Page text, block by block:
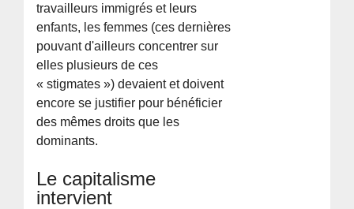
travailleurs immigrés et leurs
enfants, les femmes (ces dernières
pouvant d'ailleurs concentrer sur
elles plusieurs de ces
« stigmates ») devaient et doivent
encore se justifier pour bénéficier
des mêmes droits que les
dominants.
Le capitalisme
intervient